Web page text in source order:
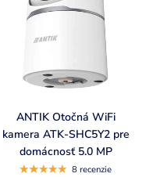
ANTIK Otočná WiFi
kamera ATK-SHC5Y2 pre
domácnosť 5.0 MP
8 recenzie